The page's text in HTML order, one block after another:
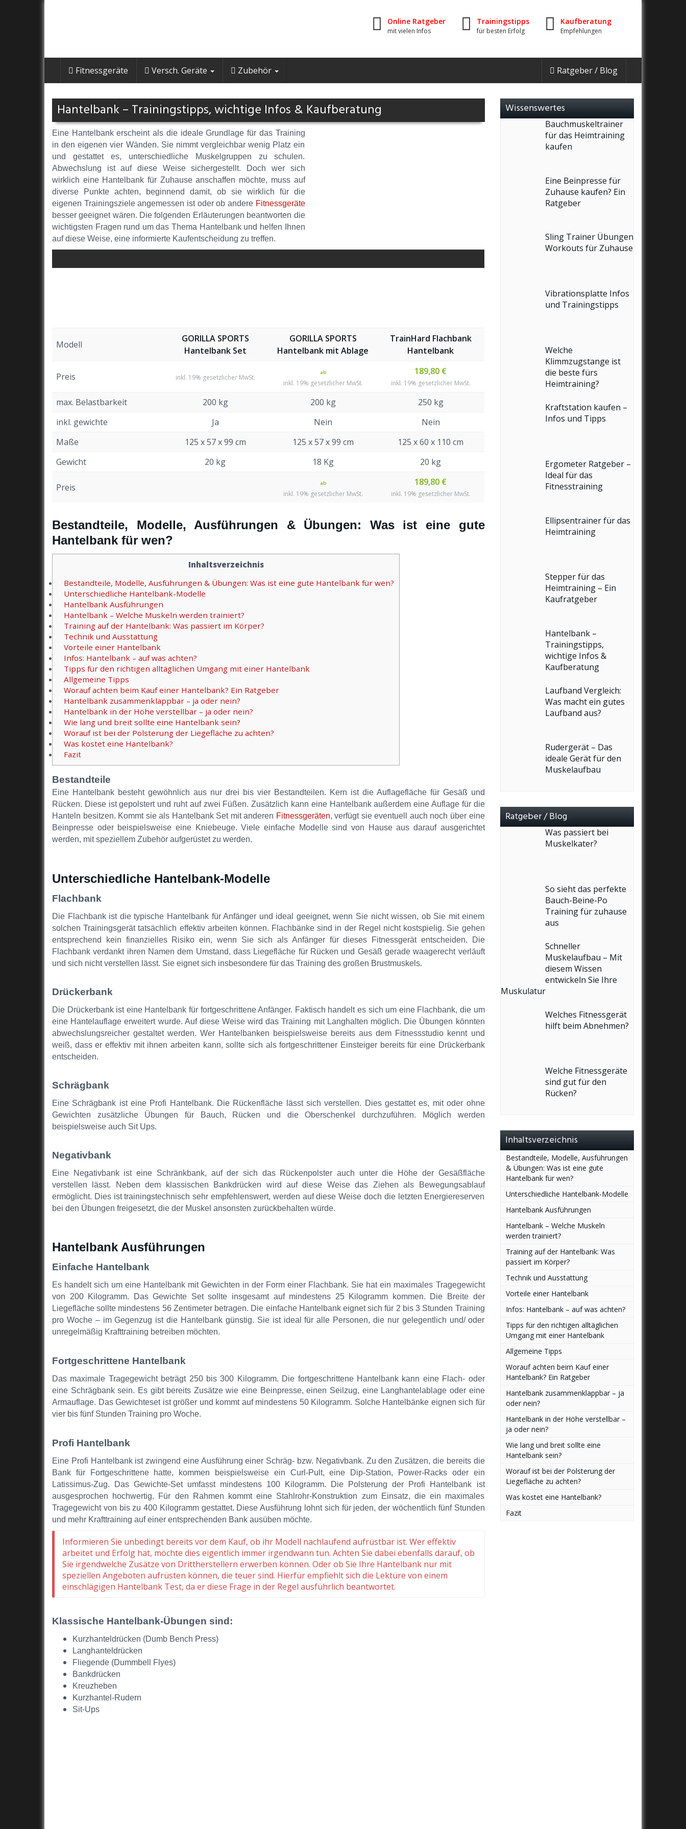
Online Ratgeber
mit vielen Infos
Trainingstipps
für besten Erfolg
Kaufberatung
Empfehlungen
Fitnessgeräte Versch. Geräte Zubehör Ratgeber / Blog
Hantelbank – Trainingstipps, wichtige Infos & Kaufberatung
Eine Hantelbank erscheint als die ideale Grundlage für das Training
in den eigenen vier Wänden. Sie nimmt vergleichbar wenig Platz ein
und gestattet es, unterschiedliche Muskelgruppen zu schulen.
Abwechslung ist auf diese Weise sichergestellt. Doch wer sich
wirklich eine Hantelbank für Zuhause anschaffen möchte, muss auf
diverse Punkte achten, beginnend damit, ob sie wirklich für die
eigenen Trainingsziele angemessen ist oder ob andere Fitnessgeräte
besser geeignet wären. Die folgenden Erläuterungen beantworten die
wichtigsten Fragen rund um das Thema Hantelbank und helfen Ihnen
auf diese Weise, eine informierte Kaufentscheidung zu treffen.
Modell
GORILLA SPORTS
Hantelbank Set
GORILLA SPORTS
Hantelbank mit Ablage
TrainHard Flachbank
Hantelbank
Preis inkl. 19% gesetzlicher MwSt.
ab
inkl. 19% gesetzlicher MwSt.
189,80 €
inkl. 19% gesetzlicher MwSt.
max. Belastbarkeit 200 kg 200 kg
250 kg
inkl. gewichte
Ja Nein
Nein
Maße
125 x 57 x 99 cm 125 x 57 x 99 cm
125 x 60 x 110 cm
Gewicht
20 kg 18 Kg 20 kg
Preis ab
inkl. 19% gesetzlicher MwSt.
189,80 €
inkl. 19% gesetzlicher MwSt.
Bestandteile, Modelle, Ausführungen & Übungen: Was ist eine gute
Hantelbank für wen?
Inhaltsverzeichnis
Bestandteile, Modelle, Ausführungen & Übungen: Was ist eine gute Hantelbank für wen?
Unterschiedliche Hantelbank-Modelle
Hantelbank Ausführungen
Hantelbank – Welche Muskeln werden trainiert?
Training auf der Hantelbank: Was passiert im Körper?
Technik und Ausstattung
Vorteile einer Hantelbank
Infos: Hantelbank – auf was achten?
Tipps für den richtigen alltäglichen Umgang mit einer Hantelbank
Allgemeine Tipps
Worauf achten beim Kauf einer Hantelbank? Ein Ratgeber
Hantelbank zusammenklappbar – ja oder nein?
Hantelbank in der Höhe verstellbar – ja oder nein?
Wie lang und breit sollte eine Hantelbank sein?
Worauf ist bei der Polsterung der Liegefläche zu achten?
Was kostet eine Hantelbank?
Fazit
Bestandteile
Eine Hantelbank besteht gewöhnlich aus nur drei bis vier Bestandteilen. Kern ist die Auflagefläche für Gesäß und
Rücken. Diese ist gepolstert und ruht auf zwei Füßen. Zusätzlich kann eine Hantelbank außerdem eine Auflage für die
Hanteln besitzen. Kommt sie als Hantelbank Set mit anderen Fitnessgeräten, verfügt sie eventuell auch noch über eine
Beinpresse oder beispielsweise eine Kniebeuge. Viele einfache Modelle sind von Hause aus darauf ausgerichtet
werden, mit speziellem Zubehör aufgerüstet zu werden.
Unterschiedliche Hantelbank-Modelle
Flachbank
Die Flachbank ist die typische Hantelbank für Anfänger und ideal geeignet, wenn Sie nicht wissen, ob Sie mit einem
solchen Trainingsgerät tatsächlich effektiv arbeiten können. Flachbänke sind in der Regel nicht kostspielig. Sie gehen
entsprechend kein finanzielles Risiko ein, wenn Sie sich als Anfänger für dieses Fitnessgerät entscheiden. Die
Flachbank verdankt ihren Namen dem Umstand, dass Liegefläche für Rücken und Gesäß gerade waagerecht verläuft
und sich nicht verstellen lässt. Sie eignet sich insbesondere für das Training des großen Brustmuskels.
Drückerbank
Die Drückerbank ist eine Hantelbank für fortgeschrittene Anfänger. Faktisch handelt es sich um eine Flachbank, die um
eine Hantelauflage erweitert wurde. Auf diese Weise wird das Training mit Langhalten möglich. Die Übungen könnten
abwechslungsreicher gestaltet werden. Wer Hantelbanken beispielsweise bereits aus dem Fitnessstudio kennt und
weiß, dass er effektiv mit ihnen arbeiten kann, sollte sich als fortgeschrittener Einsteiger bereits für eine Drückerbank
entscheiden.
Schrägbank
Eine Schrägbank ist eine Profi Hantelbank. Die Rückenfläche lässt sich verstellen. Dies gestattet es, mit oder ohne
Gewichten zusätzliche Übungen für Bauch, Rücken und die Oberschenkel durchzuführen. Möglich werden
beispielsweise auch Sit Ups.
Negativbank
Eine Negativbank ist eine Schränkbank, auf der sich das Rückenpolster auch unter die Höhe der Gesäßfläche
verstellen lässt. Neben dem klassischen Bankdrücken wird auf diese Weise das Ziehen als Bewegungsablauf
ermöglicht. Dies ist trainingstechnisch sehr empfehlenswert, werden auf diese Weise doch die letzten Energiereserven
bei den Übungen freigesetzt, die der Muskel ansonsten zurückbehalten würde.
Hantelbank Ausführungen
Einfache Hantelbank
Es handelt sich um eine Hantelbank mit Gewichten in der Form einer Flachbank. Sie hat ein maximales Tragegewicht
von 200 Kilogramm. Das Gewichte Set sollte insgesamt auf mindestens 25 Kilogramm kommen. Die Breite der
Liegefläche sollte mindestens 56 Zentimeter betragen. Die einfache Hantelbank eignet sich für 2 bis 3 Stunden Training
pro Woche – im Gegenzug ist die Hantelbank günstig. Sie ist ideal für alle Personen, die nur gelegentlich und/ oder
unregelmäßig Krafttraining betreiben möchten.
Fortgeschrittene Hantelbank
Das maximale Tragegewicht beträgt 250 bis 300 Kilogramm. Die fortgeschrittene Hantelbank kann eine Flach- oder
eine Schrägbank sein. Es gibt bereits Zusätze wie eine Beinpresse, einen Seilzug, eine Langhantelablage oder eine
Armauflage. Das Gewichteset ist größer und kommt auf mindestens 50 Kilogramm. Solche Hantelbänke eignen sich für
vier bis fünf Stunden Training pro Woche.
Profi Hantelbank
Eine Profi Hantelbank ist zwingend eine Ausführung einer Schräg- bzw. Negativbank. Zu den Zusätzen, die bereits die
Bank für Fortgeschrittene hatte, kommen beispielsweise ein Curl-Pult, eine Dip-Station, Power-Racks oder ein
Latissimus-Zug. Das Gewichte-Set umfasst mindestens 100 Kilogramm. Die Polsterung der Profi Hantelbank ist
ausgesprochen hochwertig. Für den Rahmen kommt eine Stahlrohr-Konstruktion zum Einsatz, die ein maximales
Tragegewicht von bis zu 400 Kilogramm gestattet. Diese Ausführung lohnt sich für jeden, der wöchentlich fünf Stunden
und mehr Krafttraining auf einer entsprechenden Bank ausüben möchte.
Informieren Sie unbedingt bereits vor dem Kauf, ob ihr Modell nachlaufend aufrüstbar ist. Wer effektiv
arbeitet und Erfolg hat, möchte dies eigentlich immer irgendwann tun. Achten Sie dabei ebenfalls darauf, ob
Sie irgendwelche Zusätze von Drittherstellern erwerben können. Oder ob Sie Ihre Hantelbank nur mit
speziellen Angeboten aufrüsten können, die teuer sind. Hierfür empfiehlt sich die Lektüre von einem
einschlägigen Hantelbank Test, da er diese Frage in der Regel ausführlich beantwortet.
Klassische Hantelbank-Übungen sind:
Kurzhanteldrücken (Dumb Bench Press)
Langhanteldrücken
Fliegende (Dummbell Flyes)
Bankdrücken
Kreuzheben
Kurzhantel-Rudern
Sit-Ups
Wissenswertes
Bauchmuskeltrainer
für das Heimtraining
kaufen
Eine Beinpresse für
Zuhause kaufen? Ein
Ratgeber
Sling Trainer Übungen
Workouts für Zuhause
Vibrationsplatte Infos
und Trainingstipps
Welche
Klimmzugstange ist
die beste fürs
Heimtraining?
Kraftstation kaufen –
Infos und Tipps
Ergometer Ratgeber –
Ideal für das
Fitnesstraining
Ellipsentrainer für das
Heimtraining
Stepper für das
Heimtraining – Ein
Kaufratgeber
Hantelbank –
Trainingstipps,
wichtige Infos &
Kaufberatung
Laufband Vergleich:
Was macht ein gutes
Laufband aus?
Rudergerät – Das
ideale Gerät für den
Muskelaufbau
Ratgeber / Blog
Was passiert bei
Muskelkater?
So sieht das perfekte
Bauch-Beine-Po
Training für zuhause
aus
Schneller
Muskelaufbau – Mit
diesem Wissen
entwickeln Sie Ihre
Muskulatur
Welches Fitnessgerät
hilft beim Abnehmen?
Welche Fitnessgeräte
sind gut für den
Rücken?
Inhaltsverzeichnis
Bestandteile, Modelle, Ausführungen
& Übungen: Was ist eine gute
Hantelbank für wen?
Unterschiedliche Hantelbank-Modelle
Hantelbank Ausführungen
Hantelbank – Welche Muskeln
werden trainiert?
Training auf der Hantelbank: Was
passiert im Körper?
Technik und Ausstattung
Vorteile einer Hantelbank
Infos: Hantelbank – auf was achten?
Tipps für den richtigen alltäglichen
Umgang mit einer Hantelbank
Allgemeine Tipps
Worauf achten beim Kauf einer
Hantelbank? Ein Ratgeber
Hantelbank zusammenklappbar – ja
oder nein?
Hantelbank in der Höhe verstellbar –
ja oder nein?
Wie lang und breit sollte eine
Hantelbank sein?
Worauf ist bei der Polsterung der
Liegefläche zu achten?
Was kostet eine Hantelbank?
Fazit